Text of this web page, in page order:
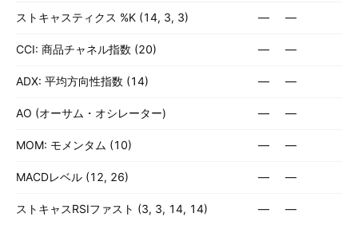
ストキャスティクス %K (14, 3, 3) — —
CCI: 商品チャネル指数 (20) — —
ADX: 平均方向性指数 (14) — —
AO (オーサム・オシレーター) — —
MOM: モメンタム (10) — —
MACDレベル (12, 26) — —
ストキャスRSIファスト (3, 3, 14, 14) — —